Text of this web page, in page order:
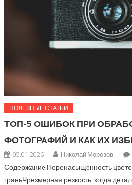
ПОЛЕЗНЫЕ СТАТЬИ
ТОП-5 ОШИБОК ПРИ
ФОТОГРАФИЙ И КАК ИХ
05.01.2026 Николай Морозов
Содержание:Перенасыщенность
граньЧрезмерная резкость: когда